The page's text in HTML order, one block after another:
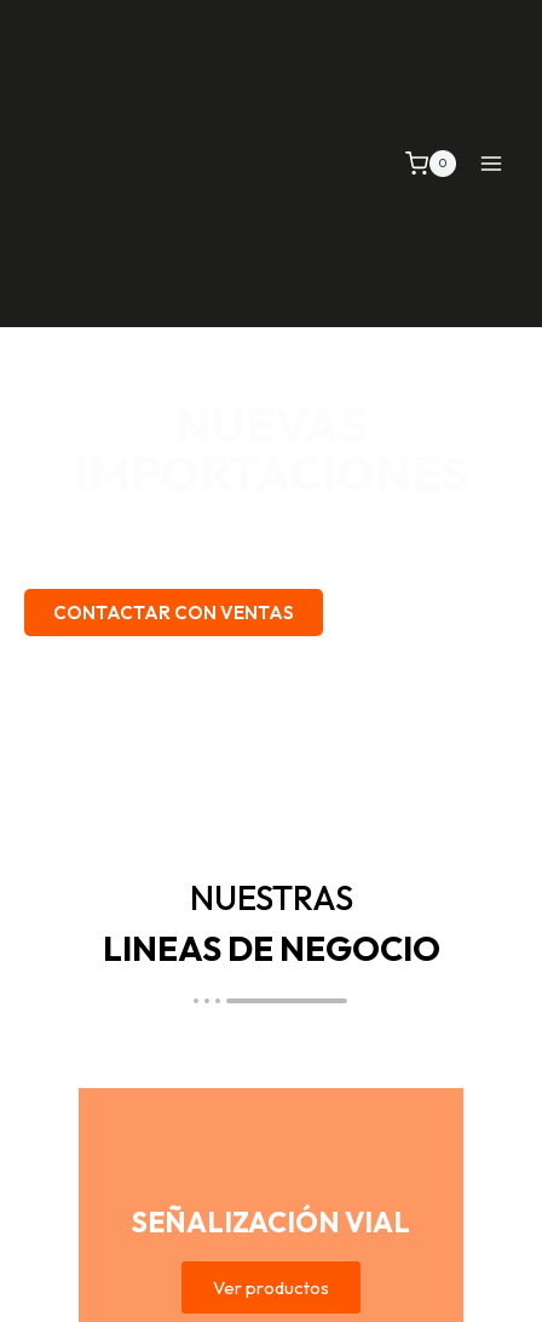
0
CONTACTAR CON VENTAS
NUESTRAS
LINEAS DE NEGOCIO
SEÑALIZACIÓN VIAL
Ver productos